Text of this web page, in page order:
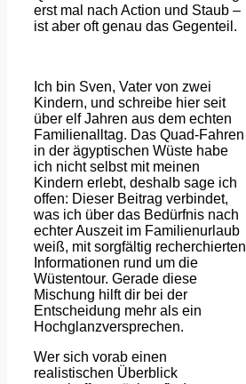
erst mal nach Action und Staub –
ist aber oft genau das Gegenteil.
Ich bin Sven, Vater von zwei
Kindern, und schreibe hier seit
über elf Jahren aus dem echten
Familienalltag. Das Quad-Fahren
in der ägyptischen Wüste habe
ich nicht selbst mit meinen
Kindern erlebt, deshalb sage ich
offen: Dieser Beitrag verbindet,
was ich über das Bedürfnis nach
echter Auszeit im Familienurlaub
weiß, mit sorgfältig recherchierten
Informationen rund um die
Wüstentour. Gerade diese
Mischung hilft dir bei der
Entscheidung mehr als ein
Hochglanzversprechen.
Wer sich vorab einen
realistischen Überblick